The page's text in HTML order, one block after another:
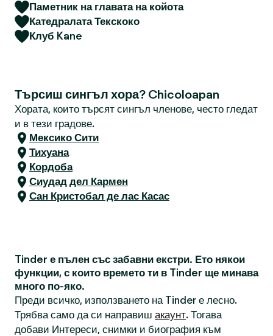
Паметник на главата на койота
Катедралата Текскоко
Клуб Kane
Търсиш сингъл хора? Chicoloapan
Хората, които търсят сингъл членове, често гледат
и в тези градове.
Мексико Сити
Тихуана
Кордоба
Сиудад дел Кармен
Сан Кристобал де лас Касас
Tinder е пълен със забавни екстри. Ето някои
функции, с които времето ти в Tinder ще минава
много по-яко.
Преди всичко, използването на Tinder е лесно.
Трябва само да си направиш акаунт. Тогава
добави Интереси, снимки и биография към